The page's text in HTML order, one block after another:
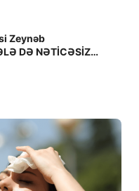
Zeynəb
DƏ NƏTİCƏSİZ